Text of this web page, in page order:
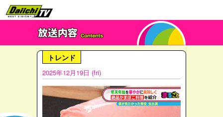
トレンド
2025年12月19日 (fri)